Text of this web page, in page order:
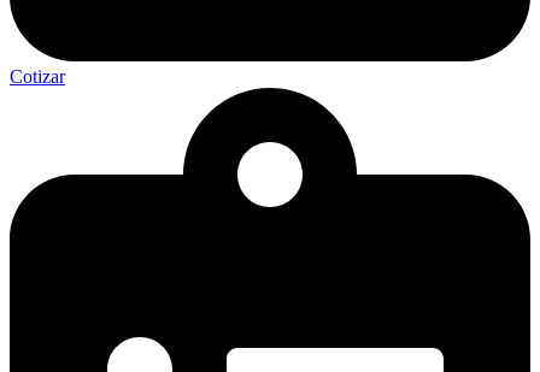
Cotizar